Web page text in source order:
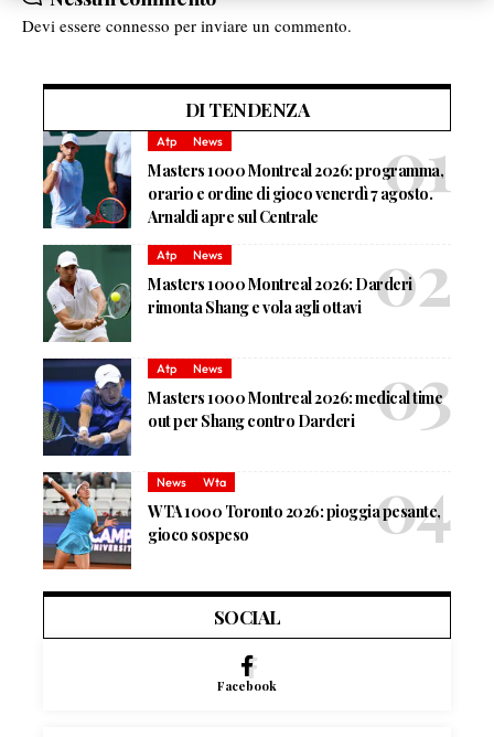
Devi essere connesso per inviare un commento.
DI TENDENZA
Atp News
Masters 1000 Montreal 2026: programma,
orario e ordine di gioco venerdì 7 agosto.
Arnaldi apre sul Centrale
Atp News
Masters 1000 Montreal 2026: Darderi
rimonta Shang e vola agli ottavi
Atp News
Masters 1000 Montreal 2026: medical time
out per Shang contro Darderi
News Wta
WTA 1000 Toronto 2026: pioggia pesante,
gioco sospeso
SOCIAL
Facebook